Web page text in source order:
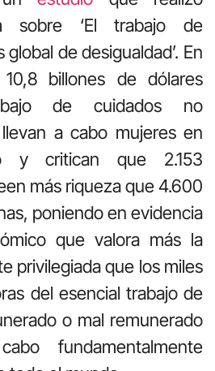
sobre ‘El trabajo de
de desigualdad’. En
billones de dólares
de cuidados no
a cabo mujeres en
y critican que 2.153
más riqueza que 4.600
poniendo en evidencia
que valora más la
privilegiada que los miles
del esencial trabajo de
o mal remunerado
fundamentalmente